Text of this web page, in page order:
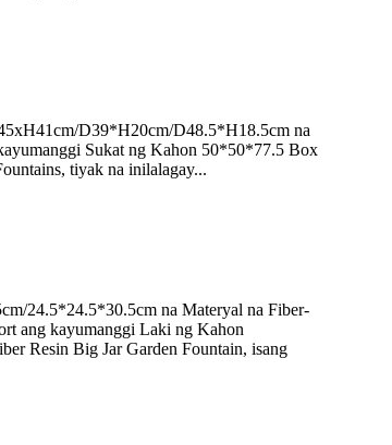
D39*H20cm/D48.5*H18.5cm na
Sukat ng Kahon 50*50*77.5 Box
tiyak na inilalagay...
24.5*24.5*30.5cm na Materyal na Fiber-
ang kayumanggi Laki ng Kahon
Resin Big Jar Garden Fountain, isang